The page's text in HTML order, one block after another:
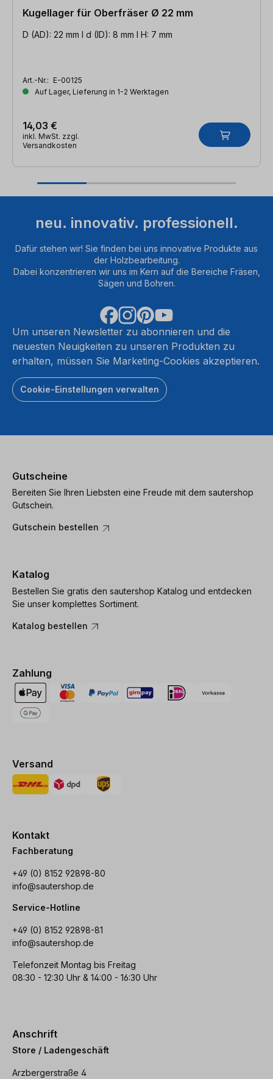
Kugellager für Oberfräser Ø 22 mm
D (AD): 22 mm l d (ID): 8 mm l H: 7 mm
Art.-Nr.: E-00125
Auf Lager, Lieferung in 1-2 Werktagen
14,03 €
inkl. MwSt. zzgl.
Versandkosten
neu. innovativ. professionell.
Dafür stehen wir! Sie finden bei uns innovative Produkte aus
der Holzbearbeitung.
Dabei konzentrieren wir uns im Kern auf die Bereiche Fräsen,
Sägen und Bohren.
Um unseren Newsletter zu abonnieren und die
neuesten Neuigkeiten zu unseren Produkten zu
erhalten, müssen Sie Marketing-Cookies akzeptieren.
Cookie-Einstellungen verwalten
Gutscheine
Bereiten Sie Ihren Liebsten eine Freude mit dem sautershop
Gutschein.
Gutschein bestellen
Katalog
Bestellen Sie gratis den sautershop Katalog und entdecken
Sie unser komplettes Sortiment.
Katalog bestellen
Zahlung
Versand
Kontakt
Fachberatung
+49 (0) 8152 92898-80
info@sautershop.de
Service-Hotline
+49 (0) 8152 92898-81
info@sautershop.de
Telefonzeit Montag bis Freitag
08:30 - 12:30 Uhr & 14:00 - 16:30 Uhr
Anschrift
Store / Ladengeschäft
Arzbergerstraße 4